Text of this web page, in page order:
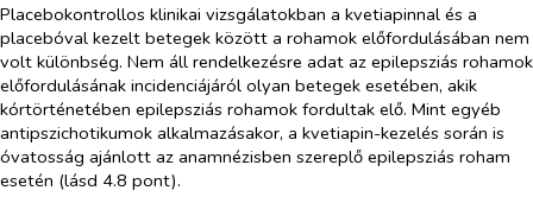
Placebokontrollos klinikai vizsgálatokban a kvetiapinnal és a
placebóval kezelt betegek között a rohamok előfordulásában nem
volt különbség. Nem áll rendelkezésre adat az epilepsziás rohamok
előfordulásának incidenciájáról olyan betegek esetében, akik
kórtörténetében epilepsziás rohamok fordultak elő. Mint egyéb
antipszichotikumok alkalmazásakor, a kvetiapin-kezelés során is
óvatosság ajánlott az anamnézisben szereplő epilepsziás roham
esetén (lásd 4.8 pont).